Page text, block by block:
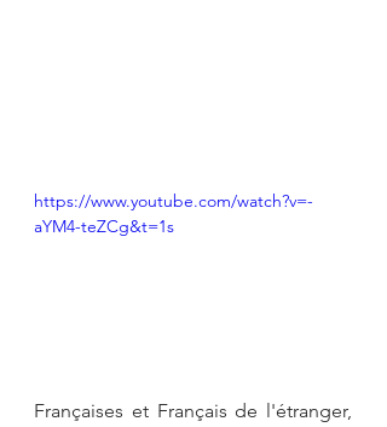
https://www.youtube.com/watch?v=-
aYM4-teZCg&t=1s
Françaises et Français de l'étranger,